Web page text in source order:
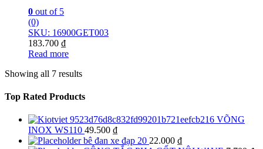
0 out of 5
(0)
SKU: 16900GET003
183.700 ₫
Read more
Showing all 7 results
Top Rated Products
VÕNG
INOX WS110 49.500 ₫
bê đan xe đạp 20 22.000 ₫